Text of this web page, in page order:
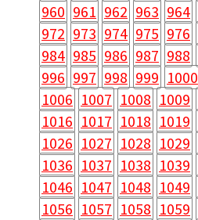
960 961 962 963 964
972 973 974 975 976
984 985 986 987 988
996 997 998 999 1000
1006 1007 1008 1009
1016 1017 1018 1019
1026 1027 1028 1029
1036 1037 1038 1039
1046 1047 1048 1049
1056 1057 1058 1059